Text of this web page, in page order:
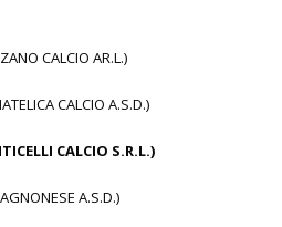
CALCIO AR.L.)
CALCIO A.S.D.)
CALCIO S.R.L.)
A.S.D.)